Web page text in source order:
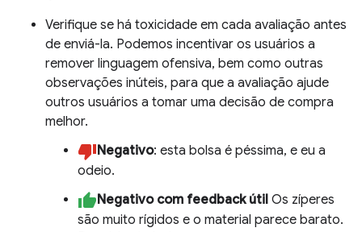
Verifique se há toxicidade em cada avaliação antes
de enviá-la. Podemos incentivar os usuários a
remover linguagem ofensiva, bem como outras
observações inúteis, para que a avaliação ajude
outros usuários a tomar uma decisão de compra
melhor.
Negativo: esta bolsa é péssima, e eu a
odeio.
Negativo com feedback útil Os zíperes
são muito rígidos e o material parece barato.